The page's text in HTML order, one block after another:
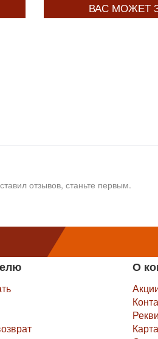
ВАС МОЖЕТ
отзывов, станьте первым.
О